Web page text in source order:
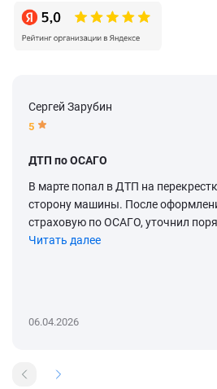
Сергей Зарубин
5
ДТП по ОСАГО
В марте попал в ДТП на
сторону машины. После
страховую по ОСАГО, уточнил
Читать далее
06.04.2026